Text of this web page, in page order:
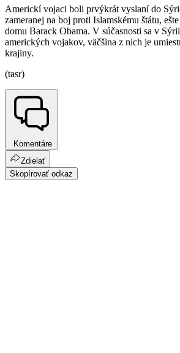
Americkí vojaci boli prvýkrát vyslaní do
zameranej na boj proti Islamskému štátu,
domu Barack Obama. V súčasnosti sa v
amerických vojakov, väčšina z nich je
krajiny.
(tasr)
Komentáre
Zdielať
Skopírovať odkaz